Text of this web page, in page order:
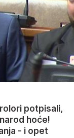
potpisali,
hoće!
- i opet